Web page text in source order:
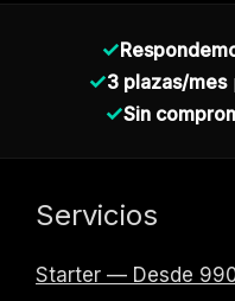
✓
✓3 plazas/mes
✓Sin
Servicios
Starter — Desde